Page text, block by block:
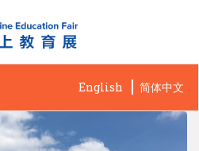
English 简体中文